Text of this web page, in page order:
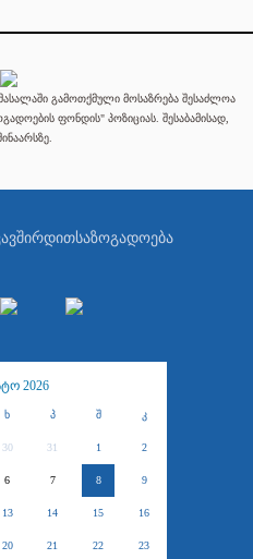
გამოთქმული მოსაზრება შესაძლოა
ფონდის" პოზიციას. შესაბამისად,
საზოგადოება
2026
ხ პ შ კ
30 31 1 2
6 7 8 9
13 14 15 16
20 21 22 23